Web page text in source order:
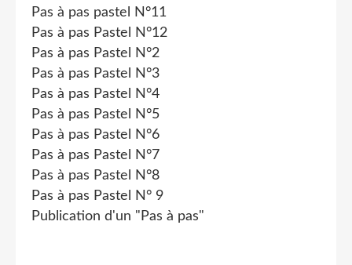
Pas à pas pastel N°11
Pas à pas Pastel N°12
Pas à pas Pastel N°2
Pas à pas Pastel N°3
Pas à pas Pastel N°4
Pas à pas Pastel N°5
Pas à pas Pastel N°6
Pas à pas Pastel N°7
Pas à pas Pastel N°8
Pas à pas Pastel N° 9
Publication d'un "Pas à pas"